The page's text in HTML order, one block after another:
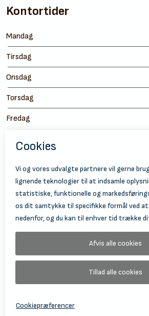
Kontortider
Mandag
Tirsdag
Onsdag
Torsdag
Fredag
© 2026 Holbæk Kulturskole
Information Om Behandling Af Personoplysninger